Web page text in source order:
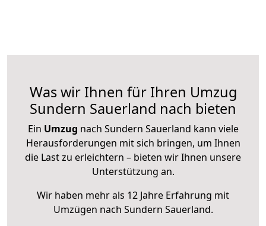
Was wir Ihnen für Ihren Umzug
Sundern Sauerland nach bieten
Ein Umzug nach Sundern Sauerland kann viele
Herausforderungen mit sich bringen, um Ihnen
die Last zu erleichtern – bieten wir Ihnen unsere
Unterstützung an.
Wir haben mehr als 12 Jahre Erfahrung mit
Umzügen nach Sundern Sauerland.